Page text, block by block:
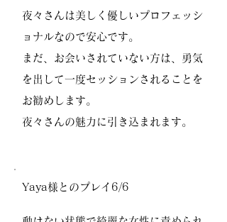
夜々さんは美しく優しいプロフェッシ
ョナルなので安心です。
まだ、お会いされていない方は、勇気
を出して一度セッションされることを
お勧めします。
夜々さんの魅力に引き込まれます。
Yaya様とのプレイ6/6